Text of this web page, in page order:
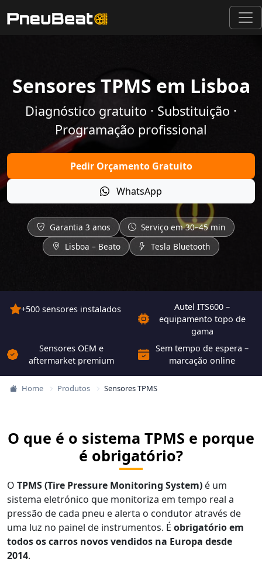
Sensores TPMS em Lisboa
Diagnóstico gratuito · Substituição ·
Programação profissional
Pedir Orçamento Gratuito
WhatsApp
Garantia 3 anos
Serviço em 30–45 min
Lisboa – Beato
Tesla Bluetooth
+500 sensores instalados
Autel ITS600 –
equipamento topo de
gama
Sensores OEM e
aftermarket premium
Sem tempo de espera –
marcação online
Home Produtos Sensores TPMS
O que é o sistema TPMS e porque
é obrigatório?
O TPMS (Tire Pressure Monitoring System) é um
sistema eletrónico que monitoriza em tempo real a
pressão de cada pneu e alerta o condutor através de
uma luz no painel de instrumentos. É obrigatório em
todos os carros novos vendidos na Europa desde
2014.